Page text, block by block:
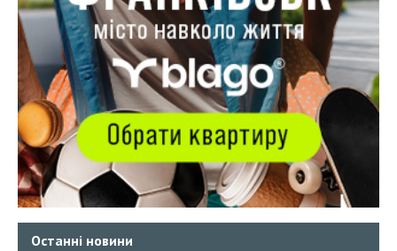
Останні новини